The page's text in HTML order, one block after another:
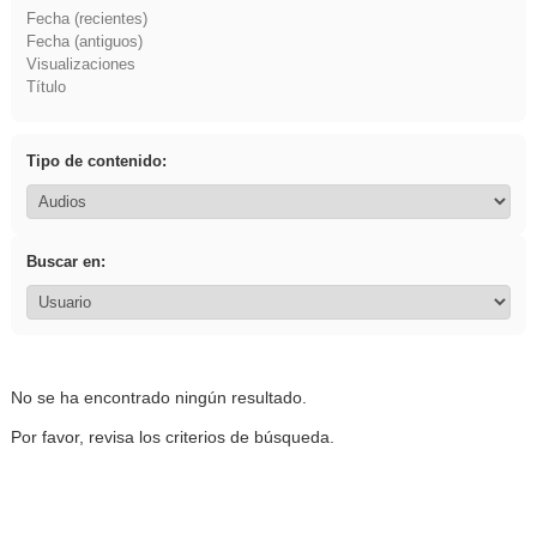
Fecha (recientes)
Fecha (antiguos)
Visualizaciones
Título
Tipo de contenido:
Buscar en:
No se ha encontrado ningún resultado.
Por favor, revisa los criterios de búsqueda.